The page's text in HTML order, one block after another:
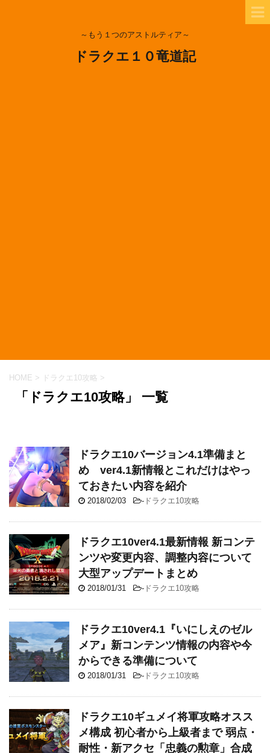
～もう１つのアストルティア～
ドラクエ１０竜道記
HOME > ドラクエ10攻略 >
「ドラクエ10攻略」 一覧
ドラクエ10バージョン4.1準備まと
め ver4.1新情報とこれだけはやっ
ておきたい内容を紹介
2018/02/03 - ドラクエ10攻略
ドラクエ10ver4.1最新情報 新コンテ
ンツや変更内容、調整内容について
大型アップデートまとめ
2018/01/31 - ドラクエ10攻略
ドラクエ10ver4.1『いにしえのゼル
メア』新コンテンツ情報の内容や今
からできる準備について
2018/01/31 - ドラクエ10攻略
ドラクエ10ギュメイ将軍攻略オスス
メ構成 初心者から上級者まで 弱点・
耐性・新アクセ「忠義の勲章」合成